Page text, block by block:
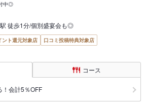
中◎
徒歩1分/個別盛宴会も◎
ント還元対象店
口コミ投稿特典対象店
コース
！会計5％OFF